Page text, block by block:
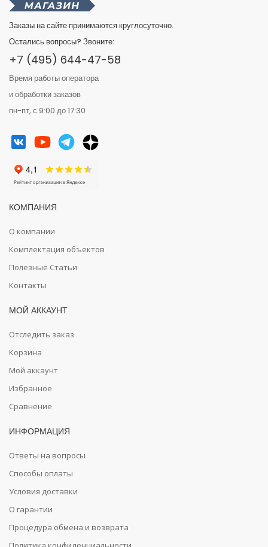
Заказы на сайте принимаются круглосуточно.
Остались вопросы? Звоните:
+7 (495) 644-47-58
Время работы оператора
и обработки заказов
пн-пт, с 9:00 до 17:30
КОМПАНИЯ
О компании
Комплектация объектов
Полезные Статьи
Контакты
МОЙ АККАУНТ
Отследить заказ
Корзина
Мой аккаунт
Избранное
Сравнение
ИНФОРМАЦИЯ
Ответы на вопросы
Способы оплаты
Условия доставки
О гарантии
Процедура обмена и возврата